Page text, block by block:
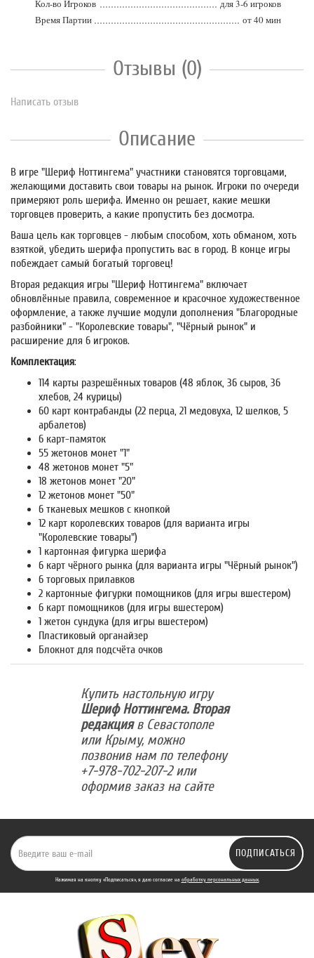
Кол-во Игроков
для 3-6 игроков
Время Партии
от 40 мин
Отзывы (0)
Написать отзыв
Описание
В игре "Шериф Ноттингема" участники становятся торговцами,
желающими доставить свои товары на рынок. Игроки по очереди
примеряют роль шерифа. Именно он решает, какие мешки
торговцев проверить, а какие пропустить без досмотра.
Ваша цель как торговцев - любым способом, хоть обманом, хоть
взяткой, убедить шерифа пропустить вас в город. В конце игры
побеждает самый богатый торговец!
Вторая редакция игры "Шериф Ноттингема" включает
обновлённые правила, современное и красочное художественное
оформление, а также лучшие модули дополнения "Благородные
разбойники" - "Королевские товары", "Чёрный рынок" и
расширение для 6 игроков.
Комплектация:
114 карты разрешённых товаров (48 яблок, 36 сыров, 36
хлебов, 24 курицы)
60 карт контрабанды (22 перца, 21 медовуха, 12 шелков, 5
арбалетов)
6 карт-памяток
55 жетонов монет "1"
48 жетонов монет "5"
18 жетонов монет "20"
12 жетонов монет "50"
6 тканевых мешков с кнопкой
12 карт королевских товаров (для варианта игры
"Королевские товары")
1 картонная фигурка шерифа
6 карт чёрного рынка (для варианта игры "Чёрный рынок")
6 торговых прилавков
2 картонные фигурки помощников (для игры вшестером)
6 карт помощников (для игры вшестером)
1 жетон сундука (для игры вшестером)
Пластиковый органайзер
Блокнот для подсчёта очков
Купить настольную игру
Шериф Ноттингема. Вторая
редакцияв Севастополе
или Крыму, можно
позвонив нам по телефону
+7-978-702-207-2 или
оформив заказ на сайте
ПОДПИСАТЬСЯ
Нажимая на кнопку «Подписаться», я даю cогласие на обработку персональных данных.